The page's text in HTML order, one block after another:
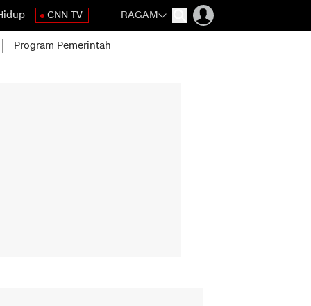
CNN TV RAGAM
Program Pemerintah